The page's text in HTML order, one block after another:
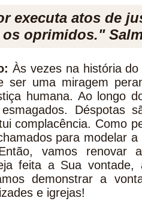
executa atos de
oprimidos."
Às vezes na história
ser uma miragem
humana. Ao longo
Déspotas
complacência. Como
para modelar
vamos renovar
feita a Sua
demonstrar a
e igrejas!